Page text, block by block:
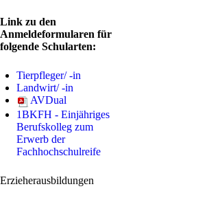
Link zu den
Anmeldeformularen für
folgende Schularten:
Tierpfleger/ -in
Landwirt/ -in
AVDual
1BKFH - Einjähriges
Berufskolleg zum
Erwerb der
Fachhochschulreife
Erzieherausbildungen